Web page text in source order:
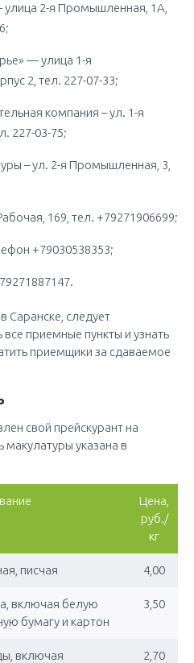
2-я Промышленная, 1А,
— улица 1-я
2, тел. 227-07-33;
компания – ул. 1-я
227-03-75;
– ул. 2-я Промышленная, 3,
169, тел. +79271906699;
+79030538353;
Саранске, следует
приемные пункты и узнать
приемщики за сдаваемое
свой прейскурант на
указана в
Цена,
руб./
кг
писчая 4,00
включая белую
бумагу и картон
3,50
включая
2,70